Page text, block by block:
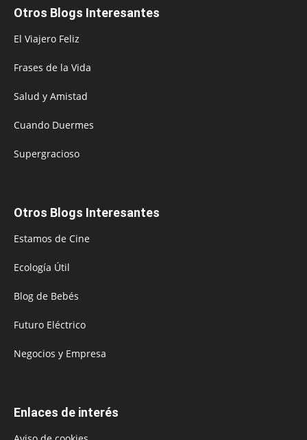
Otros Blogs Interesantes
El Viajero Feliz
Frases de la Vida
Salud y Amistad
Cuando Duermes
Supergracioso
Otros Blogs Interesantes
Estamos de Cine
Ecología Útil
Blog de Bebés
Futuro Eléctrico
Negocios y Empresa
Enlaces de interés